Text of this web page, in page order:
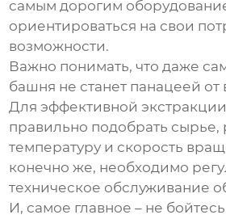
самым дорогим
ориентироваться на свои
возможности.
Важно понимать, что даже
башня не станет панацеей от
Для эффективной
правильно подобрать сырье,
температуру и скорость
конечно же, необходимо
техническое обслуживание
И, самое главное – не бойтесь